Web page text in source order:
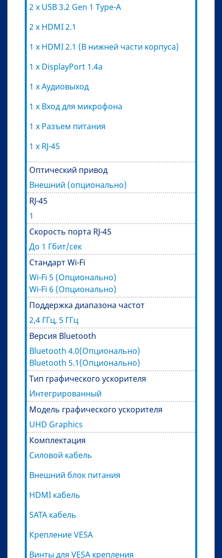
2 x USB 3.2 Gen 1 Type-A
2 x HDMI 2.1
1 x HDMI 2.1 (В нижней части корпуса)
1 x DisplayPort 1.4a
1 х Аудиовыход
1 х Вход для микрофона
1 х Разъем питания
1 x RJ-45
Оптический привод
Внешний (опционально)
RJ-45
1
Скорость порта RJ-45
До 1 Гбит/сек
Стандарт Wi-Fi
Wi-Fi 5 (Опционально)
Wi-Fi 6 (Опционально)
Поддержка диапазона частот
2,4 ГГц, 5 ГГц
Версия Bluetooth
Bluetooth 4.0(Опционально)
Bluetooth 5.1(Опционально)
Тип графического ускорителя
Интегрированный
Модель графического ускорителя
UHD Graphics
Комплектация
Силовой кабель
Внешний блок питания
HDMI кабель
SATA кабель
Крепление VESA
Винты для VESA крепления